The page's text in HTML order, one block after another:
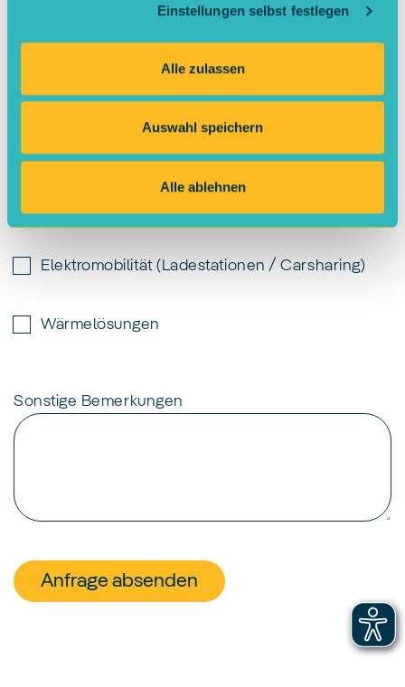
Einstellungen selbst festlegen
Alle zulassen
Auswahl speichern
Alle ablehnen
Zusätzliches Interesse an *
Elektromobilität (Ladestationen / Carsharing)
Wärmelösungen
Sonstige Bemerkungen
Anfrage absenden